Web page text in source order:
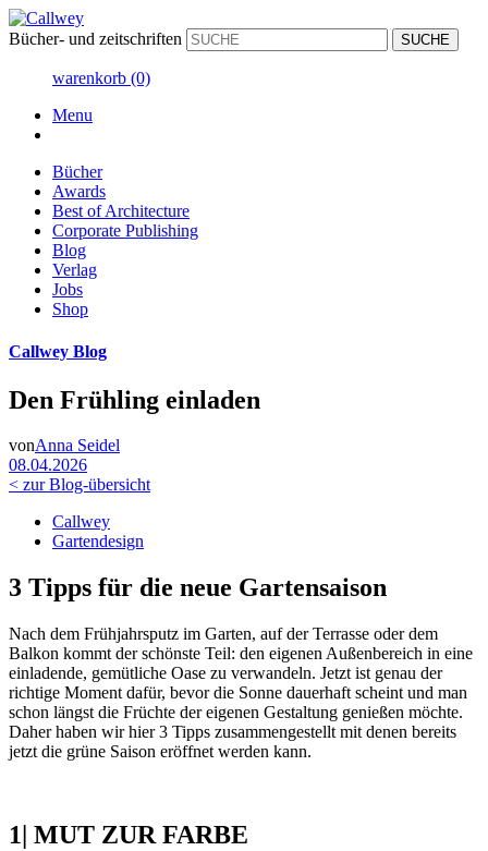
Bücher- und zeitschriften
warenkorb (0)
Menu
Bücher
Awards
Best of Architecture
Corporate Publishing
Blog
Verlag
Jobs
Shop
Callwey Blog
Den Frühling einladen
vonAnna Seidel
08.04.2026
< zur Blog-übersicht
Callwey
Gartendesign
3 Tipps für die neue Gartensaison
Nach dem Frühjahrsputz im Garten, auf der Terrasse oder dem
Balkon kommt der schönste Teil: den eigenen Außenbereich in eine
einladende, gemütliche Oase zu verwandeln. Jetzt ist genau der
richtige Moment dafür, bevor die Sonne dauerhaft scheint und man
schon längst die Früchte der eigenen Gestaltung genießen möchte.
Daher haben wir hier 3 Tipps zusammengestellt mit denen bereits
jetzt die grüne Saison eröffnet werden kann.
1| MUT ZUR FARBE